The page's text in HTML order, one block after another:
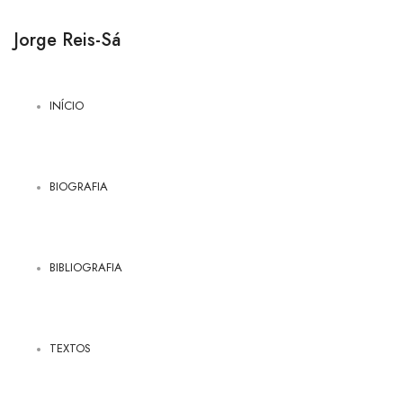
Jorge Reis-Sá
INÍCIO
BIOGRAFIA
BIBLIOGRAFIA
TEXTOS